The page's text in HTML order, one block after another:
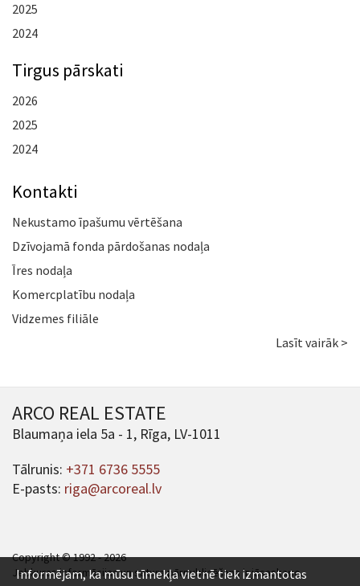
2025
2024
Tirgus pārskati
2026
2025
2024
Kontakti
Nekustamo īpašumu vērtēšana
Dzīvojamā fonda pārdošanas nodaļa
Īres nodaļa
Komercplatību nodaļa
Vidzemes filiāle
Lasīt vairāk >
ARCO REAL ESTATE
Blaumaņa iela 5a - 1, Rīga, LV-1011
Tālrunis: +371 6736 5555
E-pasts: riga@arcoreal.lv
Copyright © 1992 - 2026
Jebkuras informācijas un satura pārpublicēšana ir jāsaskaņo.
Informējam, ka mūsu tīmekļa vietnē tiek izmantotas